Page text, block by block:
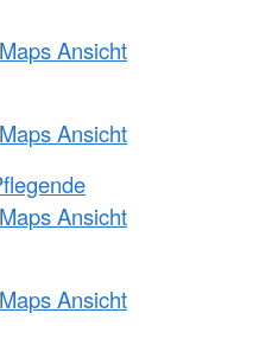
Ansicht
Ansicht
Ansicht
Ansicht